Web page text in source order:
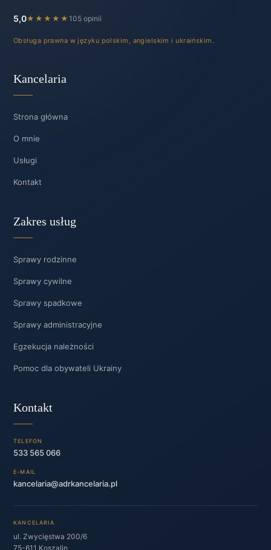
5,0★★★★★ 105 opinii
Obsługa prawna w języku polskim, angielskim i ukraińskim.
Kancelaria
Strona główna
O mnie
Usługi
Kontakt
Zakres usług
Sprawy rodzinne
Sprawy cywilne
Sprawy spadkowe
Sprawy administracyjne
Egzekucja należności
Pomoc dla obywateli Ukrainy
Kontakt
TELEFON
533 565 066
E-MAIL
kancelaria@adrkancelaria.pl
KANCELARIA
ul. Zwycięstwa 200/6
75-611 Koszalin